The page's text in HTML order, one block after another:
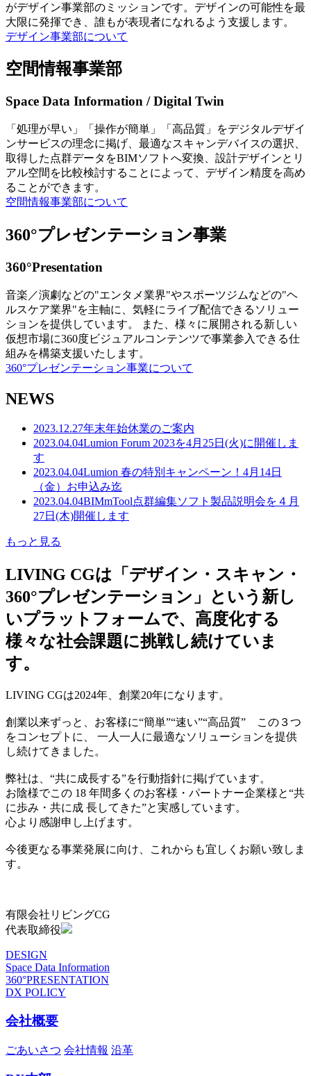
がデザイン事業部のミッションです。デザインの可能性を最
大限に発揮でき、誰もが表現者になれるよう支援します。
デザイン事業部について
空間情報事業部
Space Data Information / Digital Twin
「処理が早い」「操作が簡単」「高品質」をデジタルデザイ
ンサービスの理念に掲げ、最適なスキャンデバイスの選択、
取得した点群データをBIMソフトへ変換、設計デザインとリ
アル空間を比較検討することによって、デザイン精度を高め
ることができます。
空間情報事業部について
360°プレゼンテーション事業
360°Presentation
音楽／演劇などの"エンタメ業界"やスポーツジムなどの"ヘ
ルスケア業界"を主軸に、気軽にライブ配信できるソリュー
ションを提供しています。 また、様々に展開される新しい
仮想市場に360度ビジュアルコンテンツで事業参入できる仕
組みを構築支援いたします。
360°プレゼンテーション事業について
NEWS
2023.12.27年末年始休業のご案内
2023.04.04Lumion Forum 2023を4月25日(火)に開催しま
す
2023.04.04Lumion 春の特別キャンペーン！4月14日
（金）お申込み迄
2023.04.04BIMmTool点群編集ソフト製品説明会を４月
27日(木)開催します
もっと見る
LIVING CGは「デザイン・スキャン・
360°プレゼンテーション」という新し
いプラットフォームで、高度化する
様々な社会課題に挑戦し続けていま
す。
LIVING CGは2024年、創業20年になります。
創業以来ずっと、お客様に“簡単”“速い”“高品質” この３つ
をコンセプトに、 一人一人に最適なソリューションを提供
し続けてきました。
弊社は、“共に成長する”を行動指針に掲げています。
お陰様でこの 18 年間多くのお客様・パートナー企業様と“共
に歩み・共に成 長してきた”と実感しています。
心より感謝申し上げます。
今後更なる事業発展に向け、これからも宜しくお願い致しま
す。
有限会社リビングCG
代表取締役
DESIGN
Space Data Information
360°PRESENTATION
DX POLICY
会社概要
ごあいさつ 会社情報 沿革